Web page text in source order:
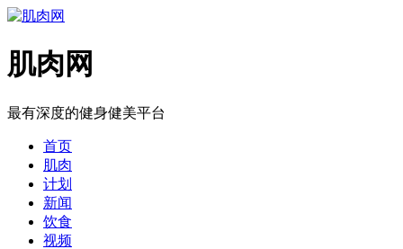
肌肉网
最有深度的健身健美平台
首页
肌肉
计划
新闻
饮食
视频